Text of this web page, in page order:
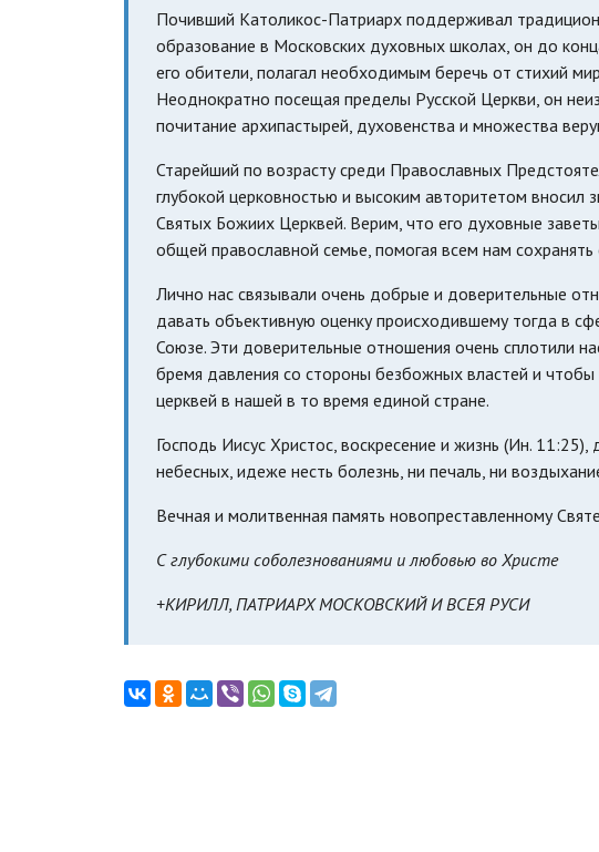
Почивший Католикос-Патриарх поддерживал
образование в Московских духовных школах, он до
его обители, полагал необходимым беречь от стихий
Неоднократно посещая пределы Русской Церкви, он
почитание архипастырей, духовенства и множества
Старейший по возрасту среди Православных
глубокой церковностью и высоким авторитетом
Святых Божиих Церквей. Верим, что его духовные
общей православной семье, помогая всем нам
Лично нас связывали очень добрые и доверительные
давать объективную оценку происходившему тогда в
Союзе. Эти доверительные отношения очень сплотили
бремя давления со стороны безбожных властей и
церквей в нашей в то время единой стране.
Господь Иисус Христос, воскресение и жизнь (Ин.
небесных, идеже несть болезнь, ни печаль, ни
Вечная и молитвенная память новопреставленному
С глубокими соболезнованиями и любовью во Христе
+КИРИЛЛ, ПАТРИАРХ МОСКОВСКИЙ И ВСЕЯ РУСИ